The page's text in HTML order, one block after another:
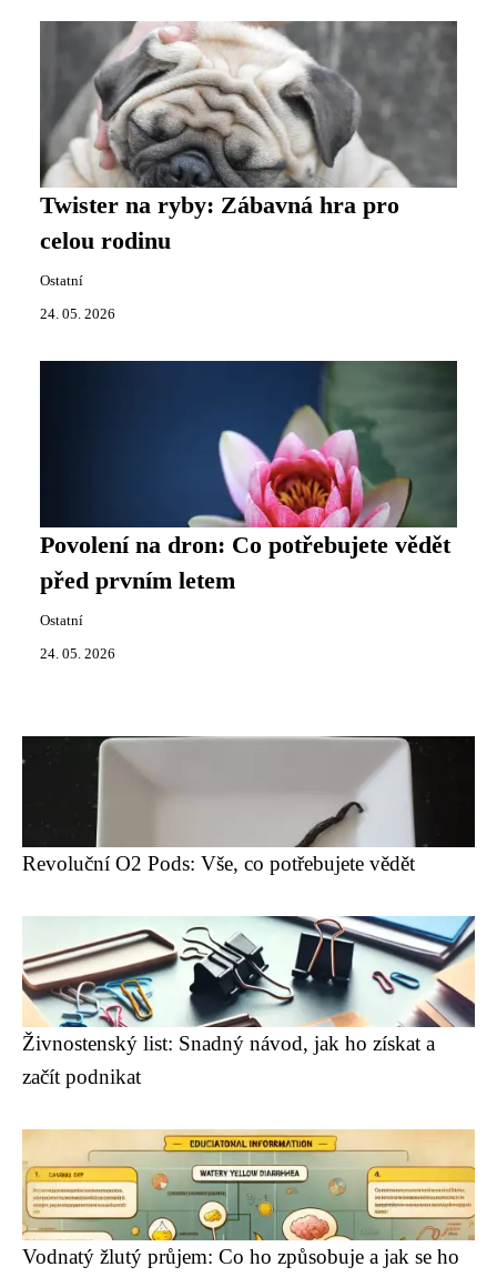
Twister na ryby: Zábavná hra pro
celou rodinu
Ostatní
24. 05. 2026
Povolení na dron: Co potřebujete vědět
před prvním letem
Ostatní
24. 05. 2026
Revoluční O2 Pods: Vše, co potřebujete vědět
Živnostenský list: Snadný návod, jak ho získat a
začít podnikat
Vodnatý žlutý průjem: Co ho způsobuje a jak se ho